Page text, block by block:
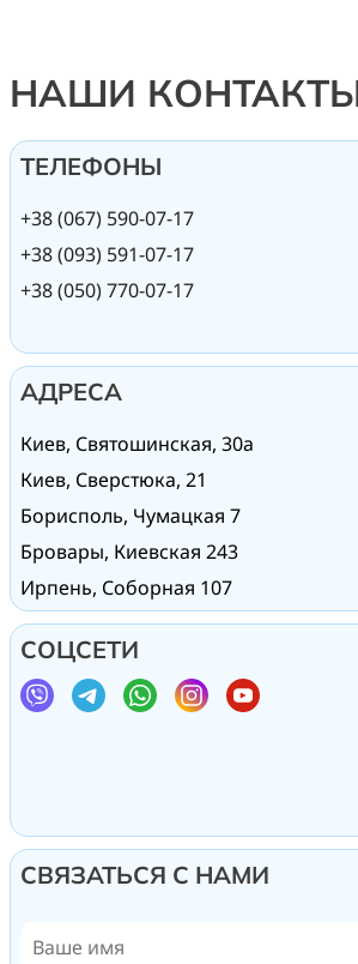
НАШИ
ТЕЛЕФОНЫ
+38 (067) 590-07-17
+38 (093) 591-07-17
+38 (050) 770-07-17
АДРЕСА
Киев, Святошинская, 30а
Киев, Сверстюка, 21
Борисполь, Чумацкая 7
Бровары, Киевская 243
Ирпень, Соборная 107
СОЦСЕТИ
СВЯЗАТЬСЯ С НАМИ